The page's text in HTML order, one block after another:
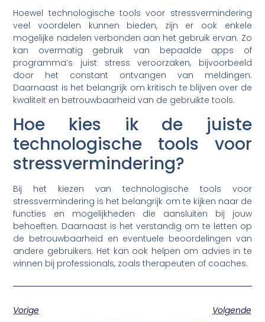
Hoewel technologische tools voor stressvermindering
veel voordelen kunnen bieden, zijn er ook enkele
mogelijke nadelen verbonden aan het gebruik ervan. Zo
kan overmatig gebruik van bepaalde apps of
programma’s juist stress veroorzaken, bijvoorbeeld
door het constant ontvangen van meldingen.
Daarnaast is het belangrijk om kritisch te blijven over de
kwaliteit en betrouwbaarheid van de gebruikte tools.
Hoe kies ik de juiste
technologische tools voor
stressvermindering?
Bij het kiezen van technologische tools voor
stressvermindering is het belangrijk om te kijken naar de
functies en mogelijkheden die aansluiten bij jouw
behoeften. Daarnaast is het verstandig om te letten op
de betrouwbaarheid en eventuele beoordelingen van
andere gebruikers. Het kan ook helpen om advies in te
winnen bij professionals, zoals therapeuten of coaches.
Vorige
Volgende